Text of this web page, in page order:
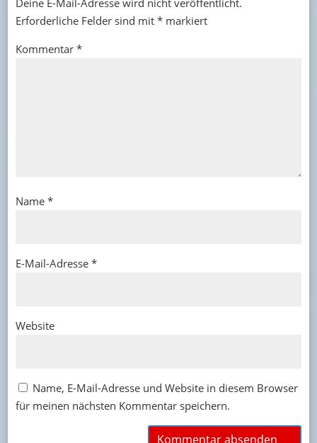
Deine E-Mail-Adresse wird nicht veröffentlicht.
Erforderliche Felder sind mit *markiert
Kommentar *
Name *
E-Mail-Adresse *
Website
Name, E-Mail-Adresse und Website in diesem Browser
für meinen nächsten Kommentar speichern.